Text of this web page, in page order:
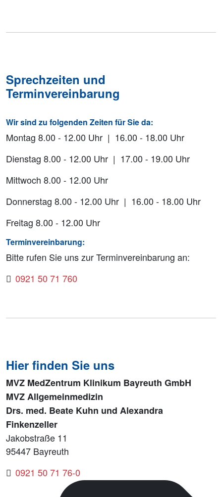
Sprechzeiten und
Terminvereinbarung
Wir sind zu folgenden Zeiten für Sie da:
Montag 8.00 - 12.00 Uhr | 16.00 - 18.00 Uhr
Dienstag 8.00 - 12.00 Uhr | 17.00 - 19.00 Uhr
Mittwoch 8.00 - 12.00 Uhr
Donnerstag 8.00 - 12.00 Uhr | 16.00 - 18.00 Uhr
Freitag 8.00 - 12.00 Uhr
Terminvereinbarung:
Bitte rufen Sie uns zur Terminvereinbarung an:
0921 50 71 760
Hier finden Sie uns
MVZ MedZentrum Klinikum Bayreuth GmbH
MVZ Allgemeinmedizin
Drs. med. Beate Kuhn und Alexandra
Finkenzeller
Jakobstraße 11
95447 Bayreuth
0921 50 71 76-0